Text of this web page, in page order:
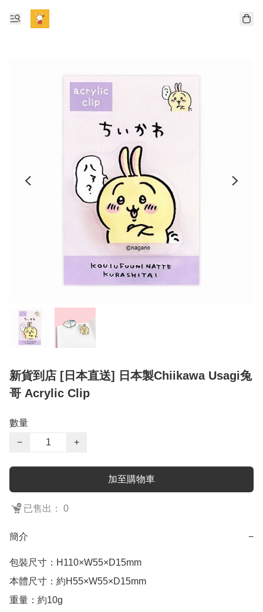
新貨到店 [日本直送] 日本製Chiikawa Usagi兔
哥 Acrylic Clip
數量
−
+
加至購物車
已售出： 0
簡介 −
包裝尺寸：H110×W55×D15mm
本體尺寸：約H55×W55×D15mm
重量：約10g